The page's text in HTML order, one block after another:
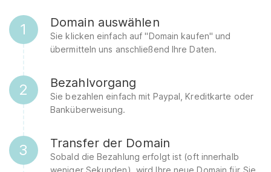
1 Domain auswählen
Sie klicken einfach auf "Domain kaufen" und
übermitteln uns anschließend Ihre Daten.
2 Bezahlvorgang
Sie bezahlen einfach mit Paypal, Kreditkarte oder
Banküberweisung.
3 Transfer der Domain
Sobald die Bezahlung erfolgt ist (oft innerhalb
weniger Sekunden), wird Ihre neue Domain für Sie